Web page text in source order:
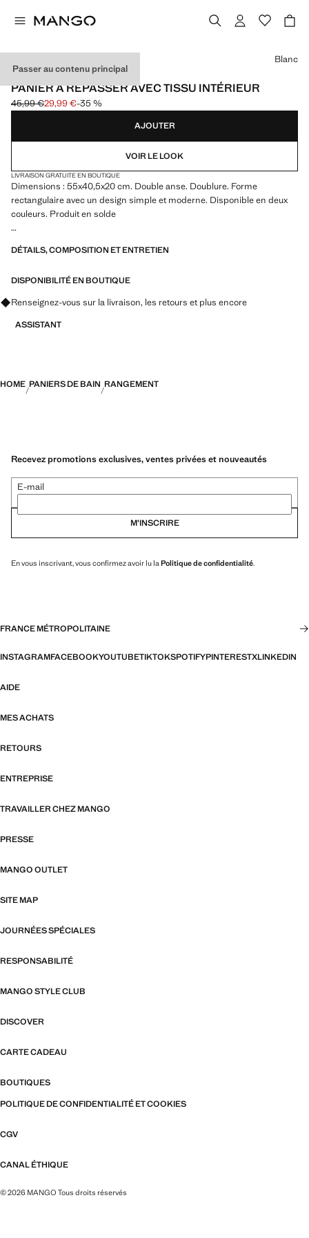
Passer au contenu principal
UTILISEZ LE CODE : EXTRASALE
PANIER À REPASSER AVEC TISSU INTÉRIEUR
Prix initial barré [45,99 € ]
45,99 €
Prix actuel [29,99 € ]
29,99 €-35 %
Choisissez une couleur
Blanc
AJOUTER
VOIR LE LOOK
LIVRAISON GRATUITE EN BOUTIQUE
Dimensions : 55x40,5x20 cm. Double anse. Doublure. Forme
rectangulaire avec un design simple et moderne. Disponible en deux
couleurs. Produit en solde
DÉTAILS, COMPOSITION ET ENTRETIEN
DISPONIBILITÉ EN BOUTIQUE
Renseignez-vous sur la livraison, les retours et plus encore
ASSISTANT
HOME PANIERS DE BAIN RANGEMENT
Recevez promotions exclusives, ventes privées et nouveautés
E-mail
M’INSCRIRE
En vous inscrivant, vous confirmez avoir lu la Politique de confidentialité.
FRANCE MÉTROPOLITAINE
INSTAGRAMFACEBOOKYOUTUBETIKTOKSPOTIFYPINTERESTXLINKEDIN
AIDE
MES ACHATS
RETOURS
ENTREPRISE
TRAVAILLER CHEZ MANGO
PRESSE
MANGO OUTLET
SITE MAP
JOURNÉES SPÉCIALES
RESPONSABILITÉ
MANGO STYLE CLUB
DISCOVER
CARTE CADEAU
BOUTIQUES
POLITIQUE DE CONFIDENTIALITÉ ET COOKIES
CGV
CANAL ÉTHIQUE
© 2026 MANGO Tous droits réservés